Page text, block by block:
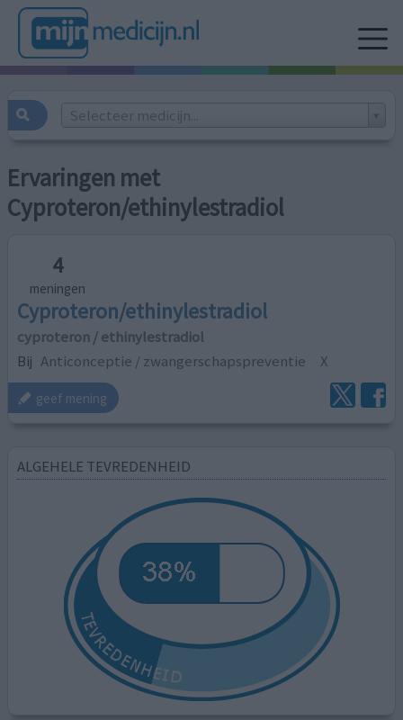
Selecteer medicijn...
Ervaringen met
Cyproteron/ethinylestradiol
4
meningen
Cyproteron/ethinylestradiol
cyproteron / ethinylestradiol
Bij Anticonceptie / zwangerschapspreventie X
geef mening
ALGEHELE TEVREDENHEID